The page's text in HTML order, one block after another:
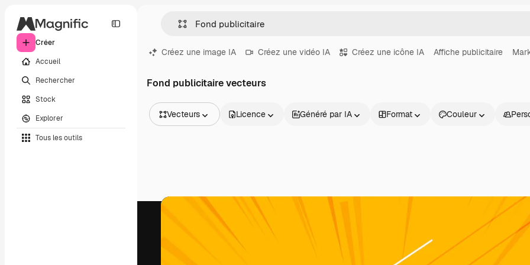
Créer
Accueil
Rechercher
Stock
Explorer
Tous les outils
Créez une image IA Créez une vidéo IA Créez une icône IA Affiche publicitaire
Fond publicitaire vecteurs
Vecteurs
Vidéos
Graphiques animés
Licence Généré par IA Format Couleur
Produits Commencer